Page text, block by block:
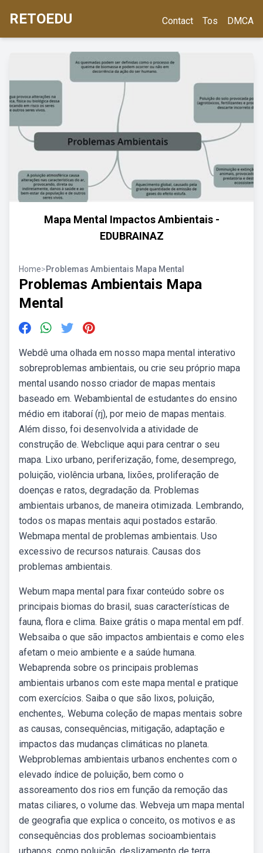
RETOEDU Contact Tos DMCA
Mapa Mental Impactos Ambientais -
EDUBRAINAZ
Home>Problemas Ambientais Mapa Mental
Problemas Ambientais Mapa
Mental
Webdê uma olhada em nosso mapa mental interativo
sobreproblemas ambientais, ou crie seu próprio mapa
mental usando nosso criador de mapas mentais
baseado em. Webambiental de estudantes do ensino
médio em itaboraí (rj), por meio de mapas mentais.
Além disso, foi desenvolvida a atividade de
construção de. Webclique aqui para centrar o seu
mapa. Lixo urbano, periferização, fome, desemprego,
poluição, violência urbana, lixões, proliferação de
doenças e ratos, degradação da. Problemas
ambientais urbanos, de maneira otimizada. Lembrando,
todos os mapas mentais aqui postados estarão.
Webmapa mental de problemas ambientais. Uso
excessivo de recursos naturais. Causas dos
problemas ambientais.
Webum mapa mental para fixar conteúdo sobre os
principais biomas do brasil, suas características de
fauna, flora e clima. Baixe grátis o mapa mental em pdf.
Websaiba o que são impactos ambientais e como eles
afetam o meio ambiente e a saúde humana.
Webaprenda sobre os principais problemas
ambientais urbanos com este mapa mental e pratique
com exercícios. Saiba o que são lixos, poluição,
enchentes,. Webuma coleção de mapas mentais sobre
as causas, consequências, mitigação, adaptação e
impactos das mudanças climáticas no planeta.
Webproblemas ambientais urbanos enchentes com o
elevado índice de poluição, bem como o
assoreamento dos rios em função da remoção das
matas ciliares, o volume das. Webveja um mapa mental
de geografia que explica o conceito, os motivos e as
consequências dos problemas socioambientais